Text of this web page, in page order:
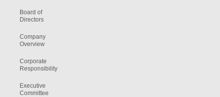
Board of
Directors
Company
Overview
Corporate
Responsibility
Executive
Committee